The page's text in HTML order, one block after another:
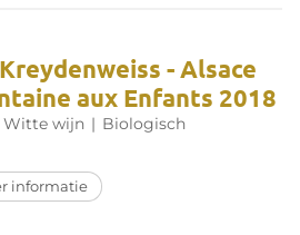
- Alsace
aux Enfants 2018
Witte wijn | Biologisch
informatie